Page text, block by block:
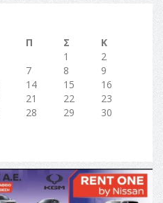
Π Σ
Κ
1
2
7 8
9
14 15
16
21 22
23
28 29
30